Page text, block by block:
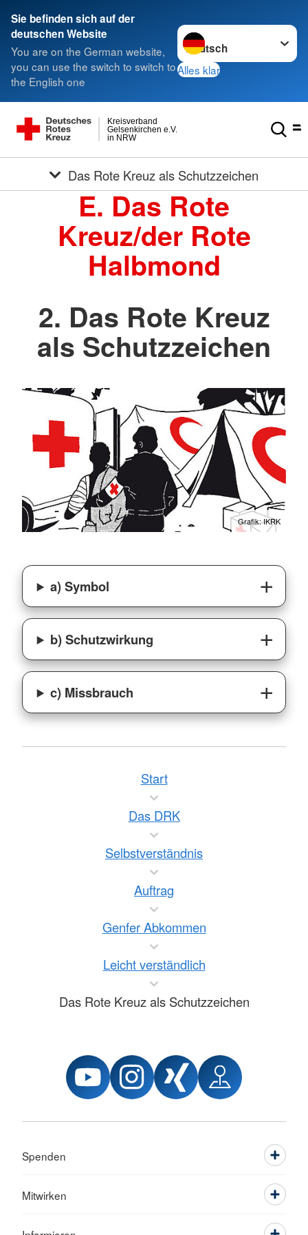
Sie befinden sich auf der
deutschen Website
You are on the German website,
you can use the switch to switch to
the English one
Sprache wechseln zu
Alles klar
in NRW
Gelsenkirchen e.V.
Kreisverband
Das Rote Kreuz als Schutzzeichen
E. Das Rote
Kreuz/der Rote
Halbmond
2. Das Rote Kreuz
als Schutzzeichen
Grafik: IKRK
a) Symbol
b) Schutzwirkung
c) Missbrauch
Start
Das DRK
Selbstverständnis
Auftrag
Genfer Abkommen
Leicht verständlich
Das Rote Kreuz als Schutzzeichen
Spenden
Mitwirken